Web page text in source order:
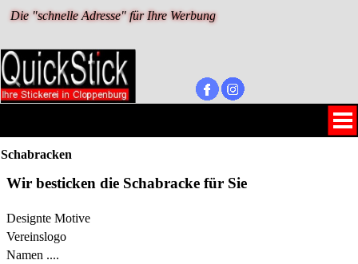
Die "schnelle Adresse" für Ihre Werbung
Schabracken
Wir besticken die Schabracke für Sie
Designte Motive
Vereinslogo
Namen ....